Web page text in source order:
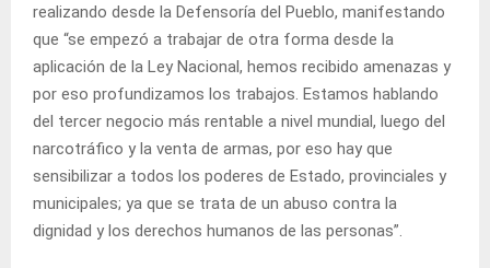
realizando desde la Defensoría del Pueblo, manifestando
que “se empezó a trabajar de otra forma desde la
aplicación de la Ley Nacional, hemos recibido amenazas y
por eso profundizamos los trabajos. Estamos hablando
del tercer negocio más rentable a nivel mundial, luego del
narcotráfico y la venta de armas, por eso hay que
sensibilizar a todos los poderes de Estado, provinciales y
municipales; ya que se trata de un abuso contra la
dignidad y los derechos humanos de las personas”.